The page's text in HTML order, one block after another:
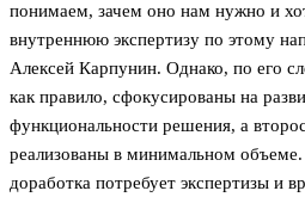
понимаем, зачем оно нам нужно и
внутреннюю экспертизу по этому
Алексей Карпунин. Однако, по его
как правило, сфокусированы на
функциональности решения, а
реализованы в минимальном
доработка потребует экспертизы и